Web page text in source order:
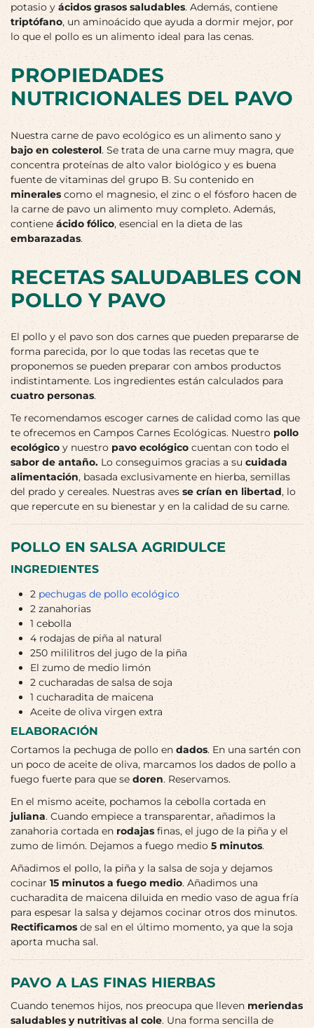
potasio y ácidos grasos saludables. Además, contiene
triptófano, un aminoácido que ayuda a dormir mejor, por
lo que el pollo es un alimento ideal para las cenas.
PROPIEDADES
NUTRICIONALES DEL PAVO
Nuestra carne de pavo ecológico es un alimento sano y
bajo en colesterol. Se trata de una carne muy magra, que
concentra proteínas de alto valor biológico y es buena
fuente de vitaminas del grupo B. Su contenido en
minerales como el magnesio, el zinc o el fósforo hacen de
la carne de pavo un alimento muy completo. Además,
contiene ácido fólico, esencial en la dieta de las
embarazadas.
RECETAS SALUDABLES CON
POLLO Y PAVO
El pollo y el pavo son dos carnes que pueden prepararse de
forma parecida, por lo que todas las recetas que te
proponemos se pueden preparar con ambos productos
indistintamente. Los ingredientes están calculados para
cuatro personas.
Te recomendamos escoger carnes de calidad como las que
te ofrecemos en Campos Carnes Ecológicas. Nuestro pollo
ecológico y nuestro pavo ecológico cuentan con todo el
sabor de antaño. Lo conseguimos gracias a su cuidada
alimentación, basada exclusivamente en hierba, semillas
del prado y cereales. Nuestras aves se crían en libertad, lo
que repercute en su bienestar y en la calidad de su carne.
POLLO EN SALSA AGRIDULCE
INGREDIENTES
2 pechugas de pollo ecológico
2 zanahorias
1 cebolla
4 rodajas de piña al natural
250 mililitros del jugo de la piña
El zumo de medio limón
2 cucharadas de salsa de soja
1 cucharadita de maicena
Aceite de oliva virgen extra
ELABORACIÓN
Cortamos la pechuga de pollo en dados. En una sartén con
un poco de aceite de oliva, marcamos los dados de pollo a
fuego fuerte para que se doren. Reservamos.
En el mismo aceite, pochamos la cebolla cortada en
juliana. Cuando empiece a transparentar, añadimos la
zanahoria cortada en rodajasfinas, el jugo de la piña y el
zumo de limón. Dejamos a fuego medio 5 minutos.
Añadimos el pollo, la piña y la salsa de soja y dejamos
cocinar 15 minutos a fuego medio. Añadimos una
cucharadita de maicena diluida en medio vaso de agua fría
para espesar la salsa y dejamos cocinar otros dos minutos.
Rectificamos de sal en el último momento, ya que la soja
aporta mucha sal.
PAVO A LAS FINAS HIERBAS
Cuando tenemos hijos, nos preocupa que llevenmeriendas
saludables y nutritivas al cole. Una forma sencilla de